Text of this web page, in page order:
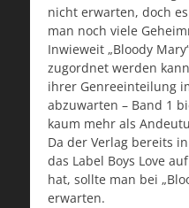
nicht erwarten, doch
man noch viele
Inwieweit „Bloody
zugordnet werden
ihrer Genreeinteilung
abzuwarten – Band 1
kaum mehr als
Da der Verlag bereits
das Label Boys Love
hat, sollte man bei
erwarten.